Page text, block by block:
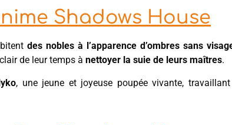
Shadows House
des nobles à l’apparence d’ombres sans
de leur temps à nettoyer la suie de leurs maîtres.
, une jeune et joyeuse poupée vivante,